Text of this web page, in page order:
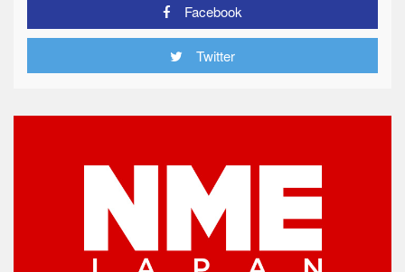
Facebook
Twitter